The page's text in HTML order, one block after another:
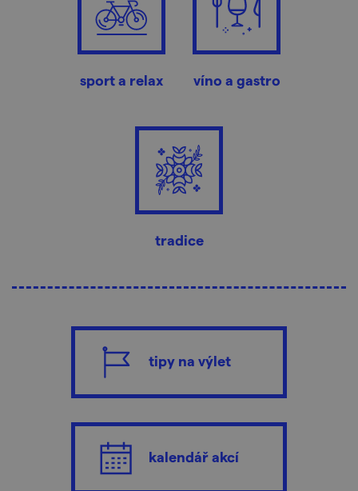
sport a relax víno a gastro
tradice
tipy na výlet
kalendář akcí